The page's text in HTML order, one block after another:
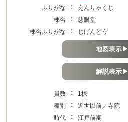
ふりがな ：
えんりゃくじ
棟名
：
慈眼堂
棟名ふりがな
： じげんどう
地図表示▶
解説表示▶
員数 ：
1棟
種別
：
近世以前／寺院
時代
：
江戸前期